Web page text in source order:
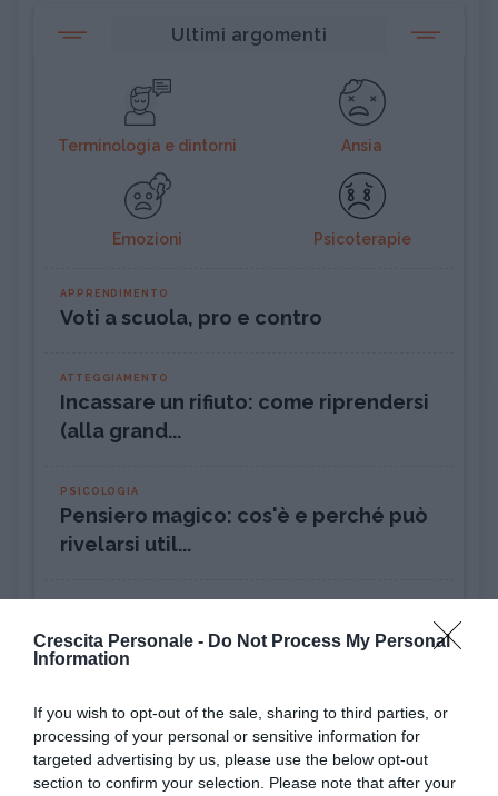
Crescita Personale - Do Not Process My Personal
Information
If you wish to opt-out of the sale, sharing to third parties, or
processing of your personal or sensitive information for
targeted advertising by us, please use the below opt-out
section to confirm your selection. Please note that after your
Ultimi argomenti
Terminologia e dintorni Ansia
Emozioni Psicoterapie
APPRENDIMENTO
Voti a scuola, pro e contro
ATTEGGIAMENTO
Incassare un rifiuto: come riprendersi
(alla grand...
PSICOLOGIA
Pensiero magico: cos'è e perché può
rivelarsi util...
Ciclotimia, cos'è e come si cura
Liberarsi dall'ossessione per una
persona